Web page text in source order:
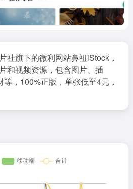
社旗下的微利网站鼻祖iStock，
和视频资源，包含图片、插
，100%正版，单张低至4元，